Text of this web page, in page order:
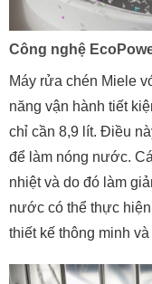
Công nghệ
Máy rửa chén Miele
năng vận hành tiết
chỉ cần 8,9 lít. Điều
để làm nóng nước.
nhiệt và do đó làm
nước có thể thực
thiết kế thông minh